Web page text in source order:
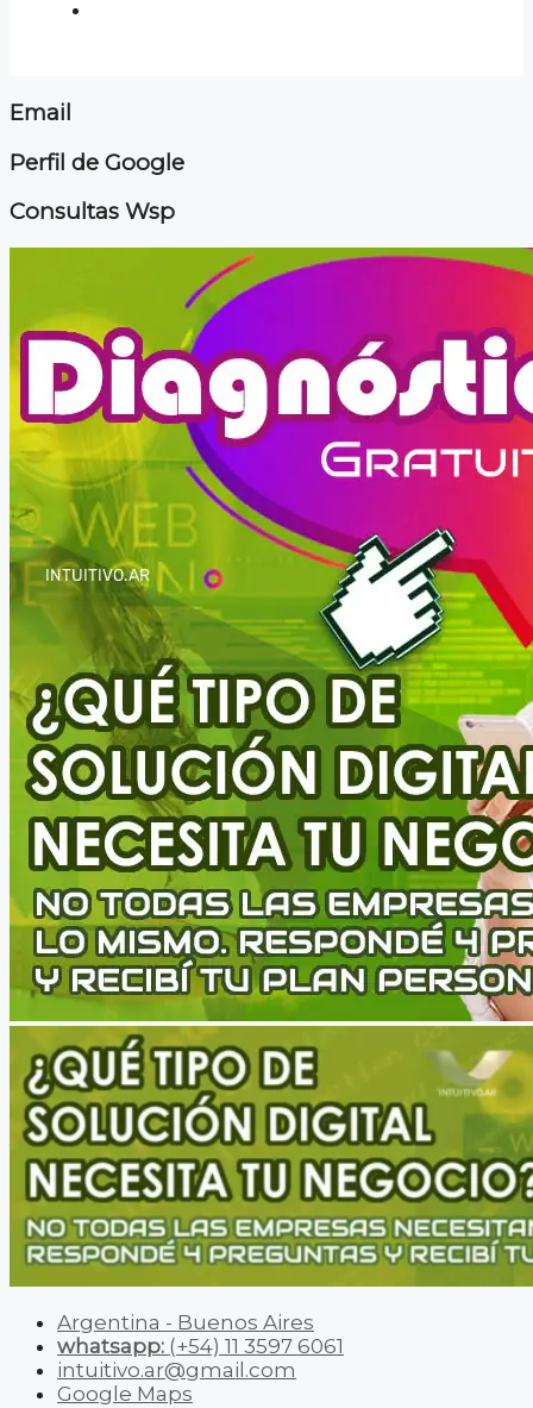
Email
Perfil de Google
Consultas Wsp
Argentina - Buenos Aires
whatsapp: (+54) 11 3597 6061
intuitivo.ar@gmail.com
Google Maps